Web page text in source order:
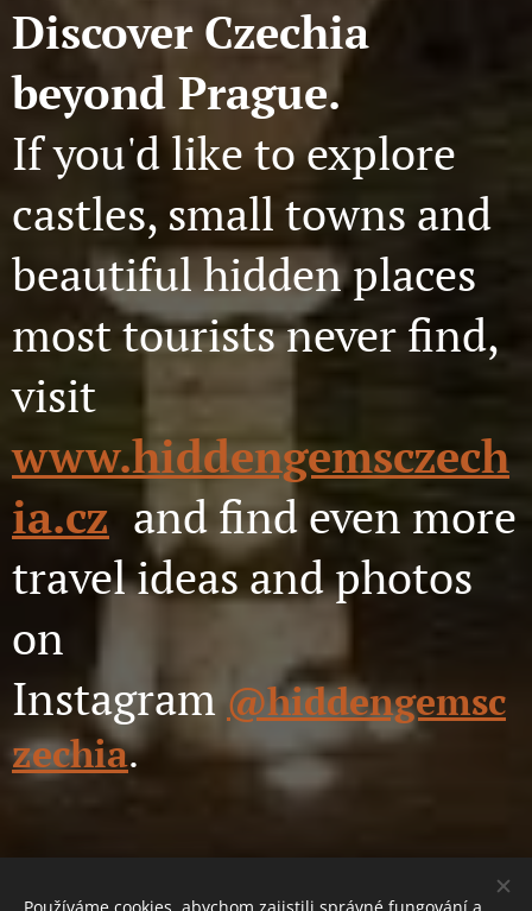
Discover Czechia
beyond Prague.
If you'd like to explore
castles, small towns and
beautiful hidden places
most tourists never find,
visit
www.hiddengemsczech
ia.cz and find even more
travel ideas and photos
on
Instagram @hiddengemsc
zechia.